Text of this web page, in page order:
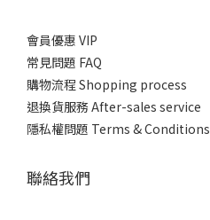
會員優惠 VIP
常見問題 FAQ
購物流程 Shopping process
退換貨服務 After-sales service
隱私權問題 Terms & Conditions
聯絡我們